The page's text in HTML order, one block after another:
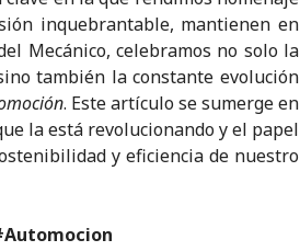
inquebrantable, mantienen en
Mecánico, celebramos no solo la
también la constante evolución
. Este artículo se sumerge en
la está revolucionando y el papel
y eficiencia de nuestro